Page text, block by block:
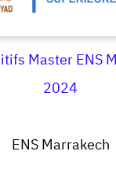
Master ENS
2024
ENS Marrakech